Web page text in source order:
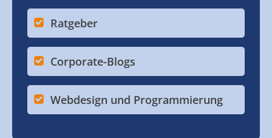
Ratgeber
Corporate-Blogs
Webdesign und Programmierung